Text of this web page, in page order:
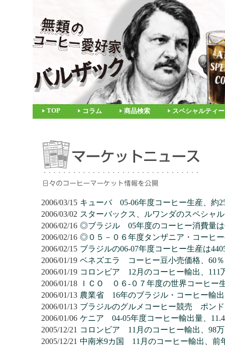
TOP コラム 商品検索 スペシャルティ
2006/03/15 キューバ 05-06年度コーヒー生産、約
2006/03/02 スターバックス、ルワンダのスペシャ
2006/02/16 ◎ブラジル 05年度のコーヒー消費量は
2006/02/16 ◎０５－０６年度タンザニア・コーヒ
2006/02/15 ブラジルの06-07年度コーヒー生産は
2006/01/19 ベネズエラ コーヒー豆小売価格、60
2006/01/19 コロンビア 12月のコーヒー輸出、111
2006/01/18
ＩＣＯ ０６‐０７年度の世界コーヒー
2006/01/13 農業省 16年のブラジル・コーヒー輸
2006/01/13 ブラジルのグルメコーヒー競売 ポンド
2006/01/06 ケニア 04-05年度コーヒー輸出量、
2005/12/21 コロンビア 11月のコーヒー輸出、98万
2005/12/21 中南米9カ国 11月のコーヒー輸出、前